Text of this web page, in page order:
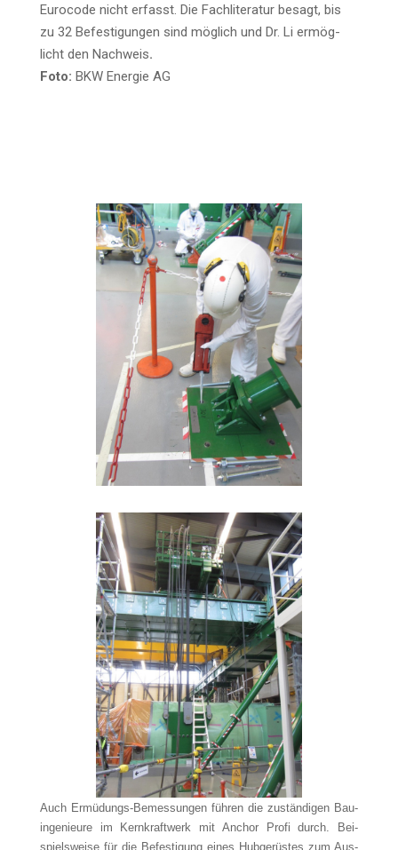
Euro­code nicht erfasst. Die Fach­li­te­ra­tur besagt, bis
zu 32 Befes­ti­gun­gen sind mög­lich und Dr. Li ermög­
licht den Nach­weis.
Foto: BKW Ener­gie AG
Auch Ermü­dungs-Bemes­sun­gen füh­ren die zustän­di­gen Bau­
in­ge­nieu­re im Kern­kraft­werk mit Anchor Pro­fi durch. Bei­
spiels­wei­se für die Befes­ti­gung eines Hub­ge­rüs­tes zum Aus­